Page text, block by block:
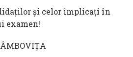
și celor implicați în
examen!